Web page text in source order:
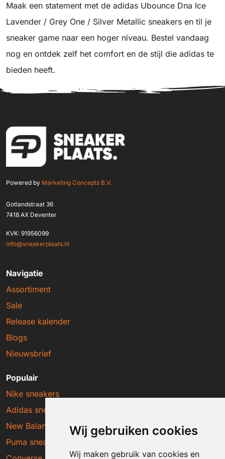
Wij gebruiken cookies
Wij maken gebruik van cookies en
Maak een statement met de adidas Ubounce Dna Ice
Lavender / Grey One / Silver Metallic sneakers en til je
sneaker game naar een hoger niveau. Bestel vandaag
nog en ontdek zelf het comfort en de stijl die adidas te
bieden heeft.
Powered by Marketing Concepts B.V.
Gotlandstraat 36
7418 AX Deventer
KVK: 91956099
info@sneakerplaats.nl
Navigatie
Assortiment
Sale
Release kalender
Blogs
Nieuwsbrief
Populair
Nike sneakers
Adidas sneakers
New Balance sneakers
Puma sneakers